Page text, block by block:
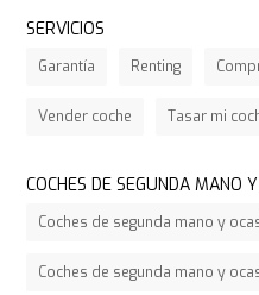
SERVICIOS
Garantía Renting
Vender coche Tasar mi
COCHES DE SEGUNDA MANO
Coches de segunda mano y
Coches de segunda mano y